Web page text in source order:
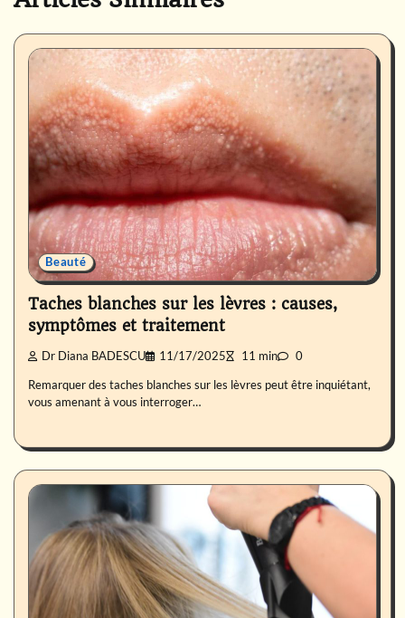
Beauté
Taches blanches sur les lèvres : causes,
symptômes et traitement
Dr Diana BADESCU 11/17/2025 11 min 0
Remarquer des taches blanches sur les lèvres peut être inquiétant,
vous amenant à vous interroger…